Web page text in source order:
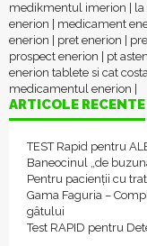
medikmentul imerion
la
enerion
medicament
enerion
pret enerion
prospect enerion
pt
enerion tablete si cat
medicamentul enerion
ARTICOLE RECENTE
TEST Rapid pentru
Baneocinul „de
Pentru pacienții cu
Gama Faguria –
gâtului
Test RAPID pentru